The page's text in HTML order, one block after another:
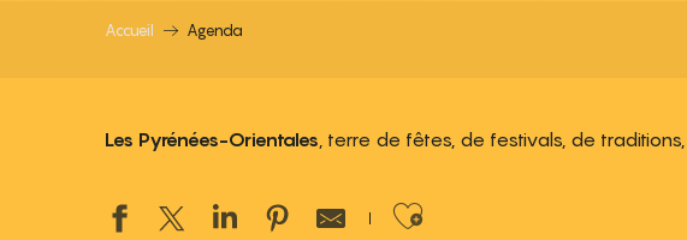
Accueil Agenda
Les Pyrénées-Orientales, terre de fêtes, de festivals, de
Ajouter aux